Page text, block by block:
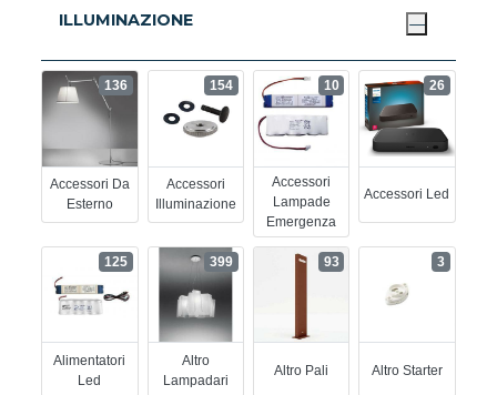
ILLUMINAZIONE
Accessori Da
Esterno
136
Accessori
Illuminazione
154
Accessori
Lampade
Emergenza
10
Accessori Led
26
Alimentatori
Led
125
Altro
Lampadari
399
Altro Pali
93
Altro Starter
3